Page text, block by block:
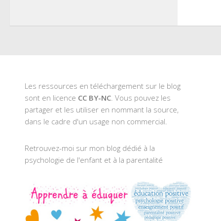
Les ressources en téléchargement sur le blog
sont en licence CC BY-NC. Vous pouvez les
partager et les utiliser en nommant la source,
dans le cadre d'un usage non commercial.
Retrouvez-moi sur mon blog dédié à la
psychologie de l'enfant et à la parentalité